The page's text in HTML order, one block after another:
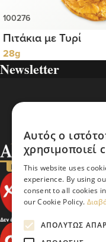
Πιτάκια με Τυρί
28g
Newsletter
Αυτός ο
χρησιμοποιεί
This website uses
experience. By using
consent to all cookies
our Cookie Policy.
ΑΠΟΛΎΤΩΣ